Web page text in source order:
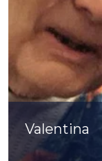
Valentina